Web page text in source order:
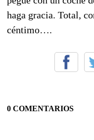
haga gracia. Total,
céntimo….
0 COMENTARIOS